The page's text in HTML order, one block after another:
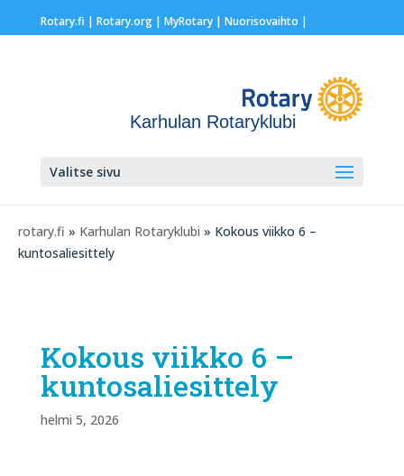
Rotary.fi | Rotary.org| MyRotary | Nuorisovaihto |
Karhulan Rotaryklubi
Valitse sivu
rotary.fi » Karhulan Rotaryklubi » Kokous viikko 6 –
kuntosaliesittely
Kokous viikko 6 –
kuntosaliesittely
helmi 5, 2026